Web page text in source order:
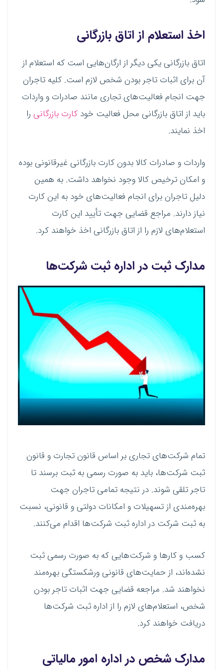
اخذ استعلام از اتاق بازرگانی
اتاق بازرگانی یکی دیگر از ارگان‌هایی است که استعلام از
آن برای اثبات تاجر بودن شخص لازم است. کلیه تاجران
جهت انجام فعالیت‌های تجاری مانند صادرات و واردات
باید از اتاق بازرگانی محل فعالیت خود کارت بازرگانی را
اخذ نمایند.
واردات و صادرات کالا بدون کارت بازرگانی غیرقانونی بوده
و امکان ترخیص کالا وجود نخواهد داشت. به همین
دلیل تاجران برای انجام فعالیت‌های خود به این کارت
نیاز دارند. مراجع قضایی جهت تأیید این کارت
استعلام‌های لازم را از اتاق بازرگانی اخذ خواهند کرد.
مدارک ثبت در اداره ثبت شرکت‌ها
تمام شرکت‌های تجاری بر اساس قانون تجارت و قانون
ثبت شرکت‌ها، باید به صورت رسمی به ثبت برسند تا
تاجر تلقی شوند. در نتیجه تمامی تاجران جهت
بهره‌مندی از تسهیلات و امکانات دولتی و قانونی، نسبت
به ثبت شرکت در اداره ثبت شرکت‌ها اقدام می‌کنند.
کسب و کار‌ها و شرکت‌هایی که به صورت رسمی ثبت
نشده‌اند، از حمایت‌های قانونی ورشکستگی بهره‌مند
نخواهند شد. مراجعه قضایی جهت اثبات تاجر بودن
شخص، استعلام‌های لازم را از اداره ثبت شرکت‌ها
دریافت خواهند کرد.
مدارک شخص در اداره امور مالیاتی